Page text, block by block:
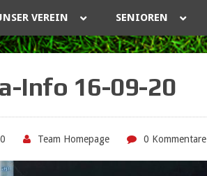
VEREIN SENIOREN
Info 16-09-20
Team Homepage 0 Kommentare